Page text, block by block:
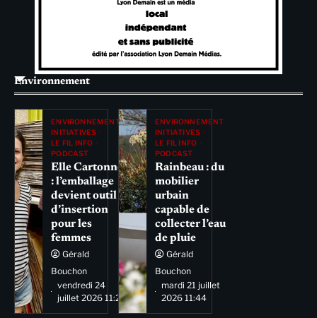
Environnement
ENVIRONNEMENT
INITIATIVES
LE FIL INFO
PODCAST
Elle Cartonne
: l’emballage
devient outil
d’insertion
pour les
femmes
Gérald
Bouchon
vendredi 24
juillet 2026 11:29
ENVIRONNEMENT
INITIATIVES
LE FIL INFO
PODCAST
Rainbeau : du
mobilier
urbain
capable de
collecter l’eau
de pluie
Gérald
Bouchon
mardi 21 juillet
2026 11:44